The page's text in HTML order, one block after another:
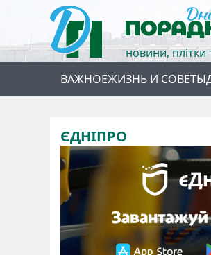
новини,
ВАЖНОЕЖИЗНЬ И СОВЕТЫ
ЄДНІПРО